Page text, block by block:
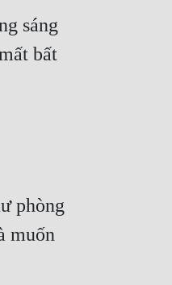
sáng
bất
phòng
muốn